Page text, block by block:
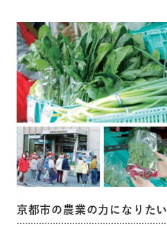
京都市の農業の力になりたい